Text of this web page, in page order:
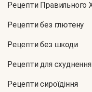
Рецепти Правильного
Рецепти без глютену
Рецепти без шкоди
Рецепти для схуднення
Рецепти сироїдіння